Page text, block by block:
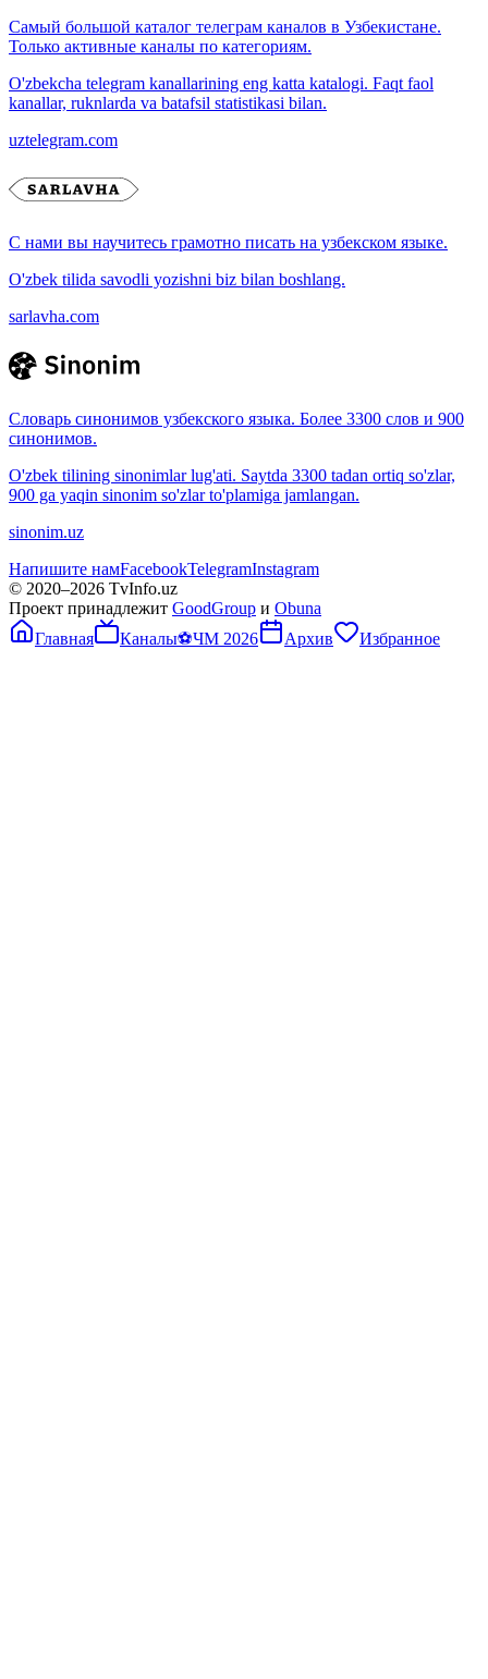
Самый большой каталог телеграм каналов в Узбекистане.
Только активные каналы по категориям.
O'zbekcha telegram kanallarining eng katta katalogi. Faqt faol
kanallar, ruknlarda va batafsil statistikasi bilan.
uztelegram.com
С нами вы научитесь грамотно писать на узбекском языке.
O'zbek tilida savodli yozishni biz bilan boshlang.
sarlavha.com
Словарь синонимов узбекского языка. Более 3300 слов и 900
синонимов.
O'zbek tilining sinonimlar lug'ati. Saytda 3300 tadan ortiq so'zlar,
900 ga yaqin sinonim so'zlar to'plamiga jamlangan.
sinonim.uz
Напишите намFacebookTelegramInstagram
© 2020–2026 TvInfo.uz
Проект принадлежит GoodGroup и Obuna
Главная
Каналы⚽ЧМ 2026 Архив Избранное